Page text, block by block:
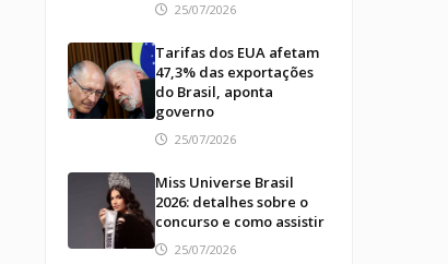
25/07/2026
Tarifas dos EUA afetam
47,3% das exportações
do Brasil, aponta
governo
25/07/2026
Miss Universe Brasil
2026: detalhes sobre o
concurso e como assistir
25/07/2026